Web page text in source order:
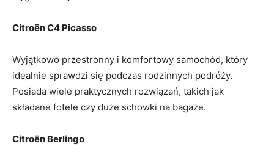
Citroën C4 Picasso
Wyjątkowo przestronny i komfortowy samochód, który
idealnie sprawdzi się podczas‍ rodzinnych podróży.
Posiada wiele⁤ praktycznych rozwiązań, takich ‌jak
składane ⁤fotele czy ⁤duże schowki na bagaże.
Citroën Berlingo